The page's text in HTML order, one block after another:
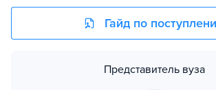
Гайд по
Представитель вуза